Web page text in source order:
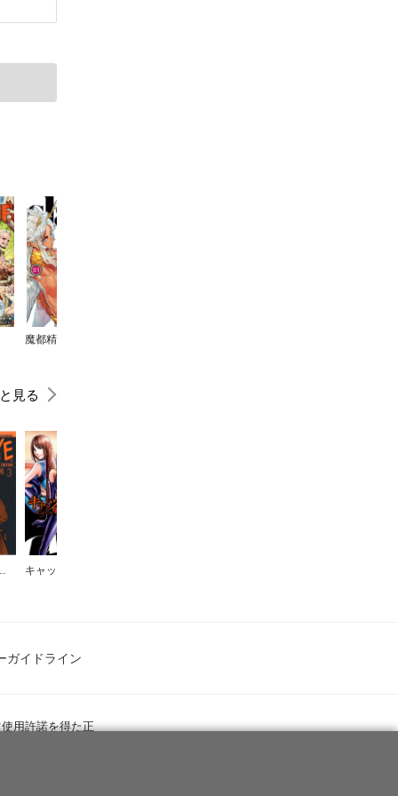
見る
ＥＹＥ キャッツ・愛
ガイドライン
用許諾を得た正